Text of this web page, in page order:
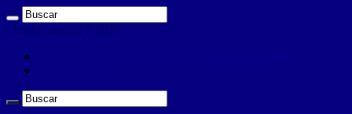
sábado , agosto 8 2026